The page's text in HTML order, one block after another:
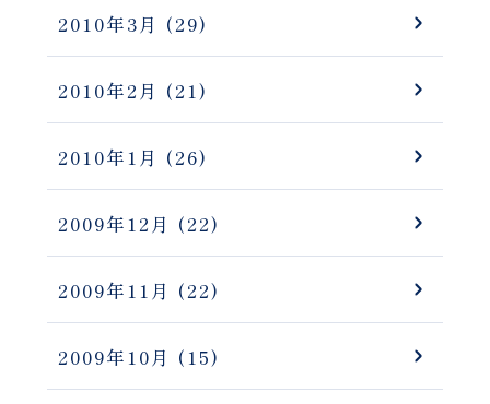
2010年3月 (29)
2010年2月 (21)
2010年1月 (26)
2009年12月 (22)
2009年11月 (22)
2009年10月 (15)